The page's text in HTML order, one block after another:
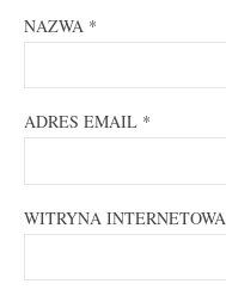
NAZWA *
ADRES EMAIL *
WITRYNA INTERNETOWA